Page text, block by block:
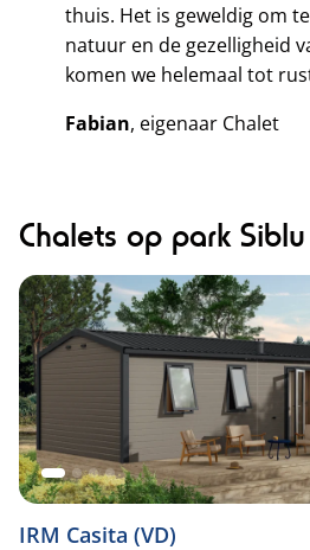
thuis. Het is geweldig om
natuur en de gezelligheid
komen we helemaal tot
Fabian, eigenaar Chalet
Chalets op park
Nieuw
IRM Casita (VD)